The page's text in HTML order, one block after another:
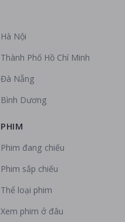
Hà Nội
Thành Phố Hồ Chí Minh
Đà Nẵng
Bình Dương
PHIM
Phim đang chiếu
Phim sắp chiếu
Thể loại phim
Xem phim ở đâu